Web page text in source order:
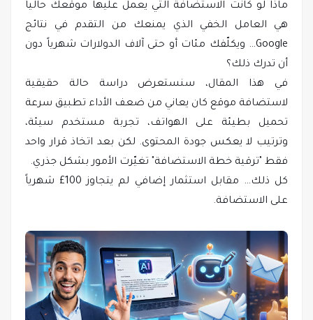
ماذا لو كانت الاستضافة التي يعمل عليها موقعك حالياً
هي العامل الخفي الذي يمنعك من التقدم في نتائج
Google… ويكلّفك مئات أو حتى آلاف الدولارات شهرياً دون
أن تدرك ذلك؟
في هذا المقال، سنستعرض دراسة حالة حقيقية
لاستضافة موقع كان يعاني من ضعف الأداء تطبيق سرعة
تحميل بطيئة على الهواتف، تجربة مستخدم سيئة،
وترتيب لا يعكس جودة المحتوى. لكن بعد اتخاذ قرار واحد
فقط "ترقية خطة الاستضافة" تغيّرت الأمور بشكل جذري.
كل ذلك… مقابل استثمار إضافي لم يتجاوز 100£ شهرياً
على الاستضافة.